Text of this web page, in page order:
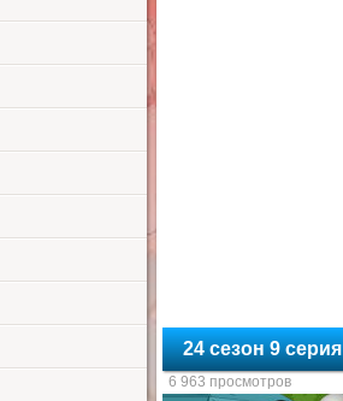
24 сезон 9
6 963 просмотров